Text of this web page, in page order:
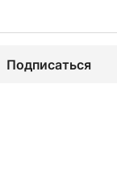
Подписаться